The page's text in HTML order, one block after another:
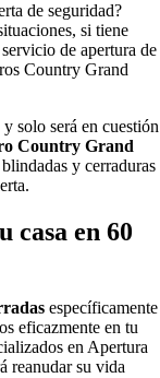
de seguridad?
si tiene
de apertura de
Country Grand
solo será en cuestión
Country Grand
y cerraduras
casa en 60
específicamente
eficazmente en tu
en Apertura
reanudar su vida